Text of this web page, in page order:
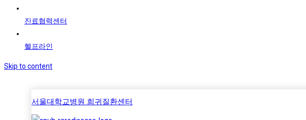
진료협력센터
헬프라인
Skip to content
서울대학교병원 희귀질환센터